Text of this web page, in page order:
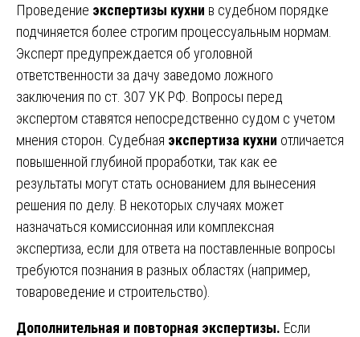
Проведение экспертизы кухни в судебном порядке
подчиняется более строгим процессуальным нормам.
Эксперт предупреждается об уголовной
ответственности за дачу заведомо ложного
заключения по ст. 307 УК РФ. Вопросы перед
экспертом ставятся непосредственно судом с учетом
мнения сторон. Судебная экспертиза кухни отличается
повышенной глубиной проработки, так как ее
результаты могут стать основанием для вынесения
решения по делу. В некоторых случаях может
назначаться комиссионная или комплексная
экспертиза, если для ответа на поставленные вопросы
требуются познания в разных областях (например,
товароведение и строительство).
Дополнительная и повторная экспертизы. Если